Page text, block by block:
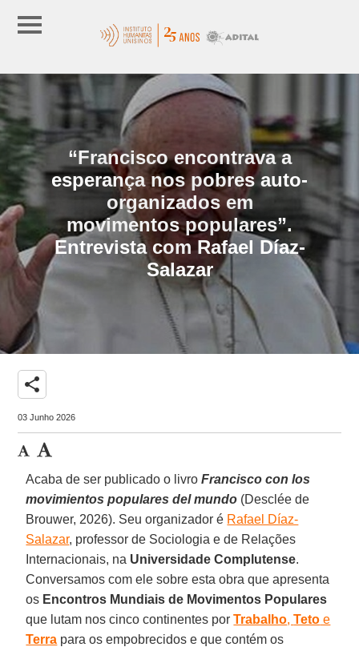
“Francisco encontrava a
esperança nos pobres auto-
organizados em
movimentos populares”.
Entrevista com Rafael Díaz-
Salazar
share
03 Junho 2026
Acaba de ser publicado o livroFrancisco con los
movimientos populares del mundo (Desclée de
Brouwer, 2026). Seu organizador é Rafael Díaz-
Salazar, professor de Sociologia e de Relações
Internacionais, na Universidade Complutense.
Conversamos com ele sobre esta obra que apresenta
os Encontros Mundiais de Movimentos Populares
que lutam nos cinco continentes porTrabalho,Teto e
Terra para os empobrecidos e que contém os